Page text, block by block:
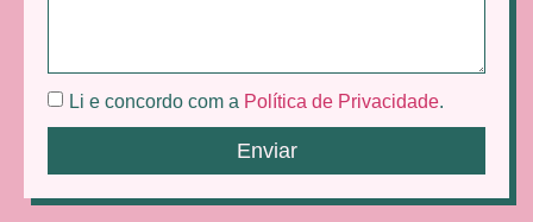
Li e concordo com a Política de Privacidade
Enviar